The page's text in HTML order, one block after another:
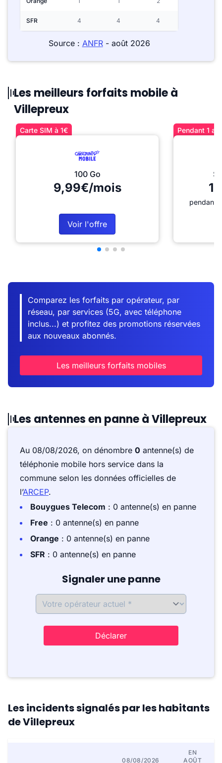
SFR 4 4 4
Source : ANFR- août 2026
Les meilleurs forfaits mobile à
Villepreux
Carte SIM à 1€
100 Go
9,99€/mois
Voir l'offre
Pendant 1
pendant
Comparez les forfaits par opérateur, par
réseau, par services (5G, avec téléphone
inclus...) et profitez des promotions réservées
aux nouveaux abonnés.
Les meilleurs forfaits mobiles
Les antennes en panne à Villepreux
Au 08/08/2026, on dénombre 0 antenne(s) de
téléphonie mobile hors service dans la
commune selon les données officielles de
l’ARCEP.
Bouygues Telecom : 0 antenne(s) en panne
Free : 0 antenne(s) en panne
Orange : 0 antenne(s) en panne
SFR : 0 antenne(s) en panne
Signaler une panne
Déclarer
Les incidents signalés par les habitants
de Villepreux
08/08/2026
EN
AOÛT